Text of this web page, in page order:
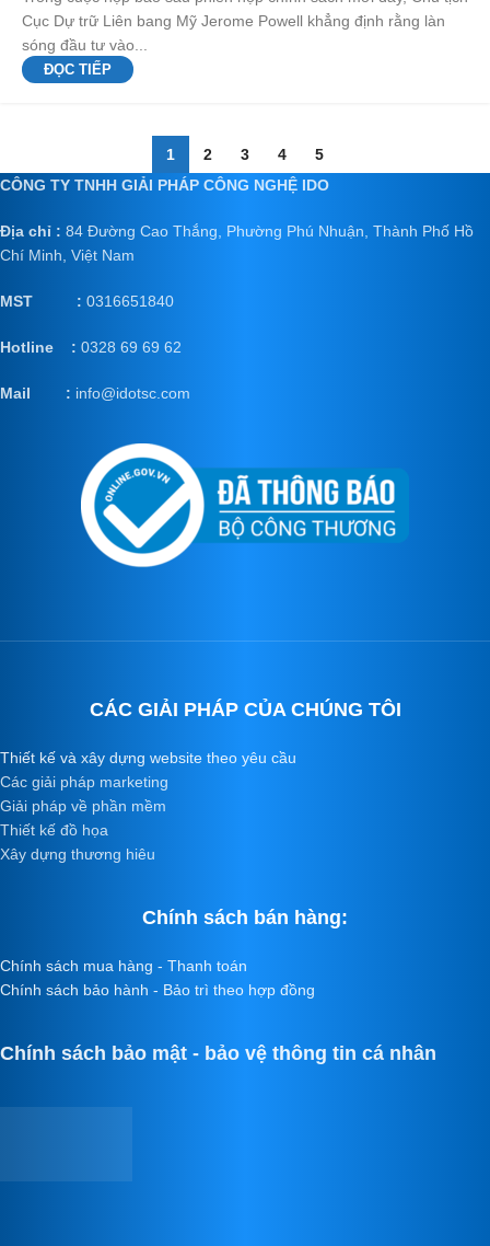
Cục Dự trữ Liên bang Mỹ Jerome Powell khẳng định rằng làn
sóng đầu tư vào...
ĐỌC TIẾP
1 2 3 4
5
CÔNG TY TNHH GIẢI PHÁP CÔNG NGHỆ IDO
Địa chỉ : 84 Đường Cao Thắng, Phường Phú Nhuận, Thành Phố Hồ
Chí Minh, Việt Nam
MST : 0316651840
Hotline : 0328 69 69 62
Mail : info@idotsc.com
CÁC GIẢI PHÁP CỦA CHÚNG TÔI
Thiết kế và xây dựng website theo yêu cầu
Các giải pháp marketing
Giải pháp về phần mềm
Thiết kế đồ họa
Xây dựng thương hiêu
Chính sách bán hàng:
Chính sách mua hàng - Thanh toán
Chính sách bảo hành - Bảo trì theo hợp đồng
Chính sách bảo mật - bảo vệ thông tin cá nhân